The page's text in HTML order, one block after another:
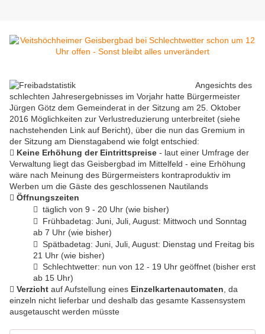
Angesichts des
schlechten Jahresergebnisses im Vorjahr hatte Bürgermeister
Jürgen Götz dem Gemeinderat in der Sitzung am 25. Oktober
2016 Möglichkeiten zur Verlustreduzierung unterbreitet (siehe
nachstehenden Link auf Bericht), über die nun das Gremium in
der Sitzung am Dienstagabend wie folgt entschied:
 Keine Erhöhung der Eintrittspreise - laut einer Umfrage der
Verwaltung liegt das Geisbergbad im Mittelfeld - eine Erhöhung
wäre nach Meinung des Bürgermeisters kontraproduktiv im
Werben um die Gäste des geschlossenen Nautilands
 Öffnungszeiten
 täglich von 9 - 20 Uhr (wie bisher)
 Frühbadetag: Juni, Juli, August: Mittwoch und Sonntag
ab 7 Uhr (wie bisher)
 Spätbadetag: Juni, Juli, August: Dienstag und Freitag bis
21 Uhr (wie bisher)
 Schlechtwetter: nun von 12 - 19 Uhr geöffnet (bisher erst
ab 15 Uhr)
 Verzicht auf Aufstellung eines Einzelkartenautomaten , da
einzeln nicht lieferbar und deshalb das gesamte Kassensystem
ausgetauscht werden müsste